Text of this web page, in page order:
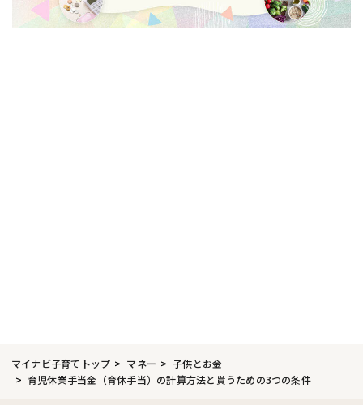
マイナビ子育てトップ マネー
子供とお金
育児休業手当金（育休手当）の計算方法と貰うための3つの条件